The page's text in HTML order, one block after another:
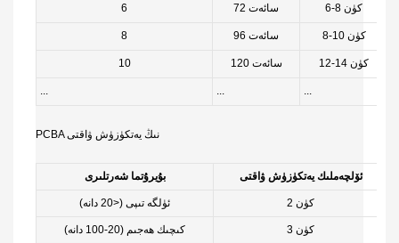
6 72 سائەت 6-8 كۈن
8 96 سائەت 8-10 كۈن
10 120 سائەت 12-14 كۈن
... ... ...
PCBA نىڭ يەتكۈزۈش ۋاقتى
بۇيرۇتما شەرتلىرى ئۆلچەملىك يەتكۈزۈش ۋاقتى
ئۈلگە تىپى (<20 دانە) 2 كۈن
كىچىك ھەجىم (20-100 دانە) 3 كۈن